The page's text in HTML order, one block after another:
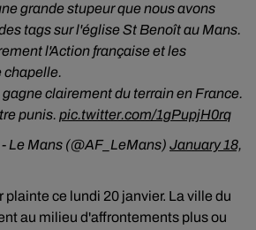
grande stupeur que nous avons
tags sur l'église St Benoît au Mans.
l'Action française et les
chapelle.
clairement du terrain en France.
punis. pic.twitter.com/1gPupjH0rq
Le Mans (@AF_LeMans) January 18,
plainte ce lundi 20 janvier. La ville du
au milieu d'affrontements plus ou